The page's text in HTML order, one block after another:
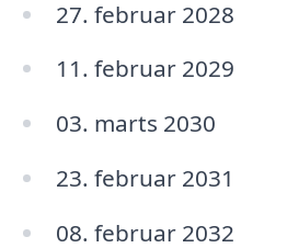
27. februar 2028
11. februar 2029
03. marts 2030
23. februar 2031
08. februar 2032